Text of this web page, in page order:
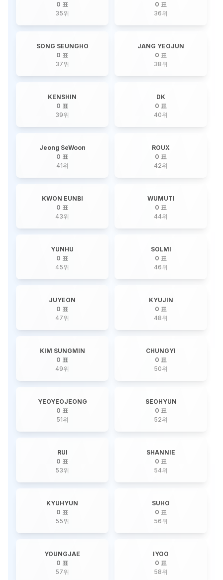
0 표
35위
0 표
36위
SONG SEUNGHO
0 표
37위
JANG YEOJUN
0 표
38위
KENSHIN
0 표
39위
DK
0 표
40위
Jeong SeWoon
0 표
41위
ROUX
0 표
42위
KWON EUNBI
0 표
43위
WUMUTI
0 표
44위
YUNHU
0 표
45위
SOLMI
0 표
46위
JUYEON
0 표
47위
KYUJIN
0 표
48위
KIM SUNGMIN
0 표
49위
CHUNGYI
0 표
50위
YEOYEOJEONG
0 표
51위
SEOHYUN
0 표
52위
RUI
0 표
53위
SHANNIE
0 표
54위
KYUHYUN
0 표
55위
SUHO
0 표
56위
YOUNGJAE
0 표
57위
IYOO
0 표
58위